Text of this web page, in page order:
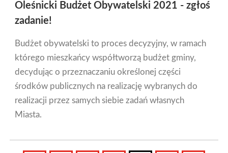
Oleśnicki Budżet Obywatelski 2021 - zgłoś
zadanie!
Budżet obywatelski to proces decyzyjny, w ramach
którego mieszkańcy współtworzą budżet gminy,
decydując o przeznaczaniu określonej części
środków publicznych na realizację wybranych do
realizacji przez samych siebie zadań własnych
Miasta.